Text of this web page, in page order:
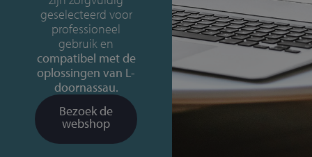
geselecteerd voor
professioneel
gebruik en
compatibel met de
oplossingen van L-
doornassau.
Bezoek de
webshop